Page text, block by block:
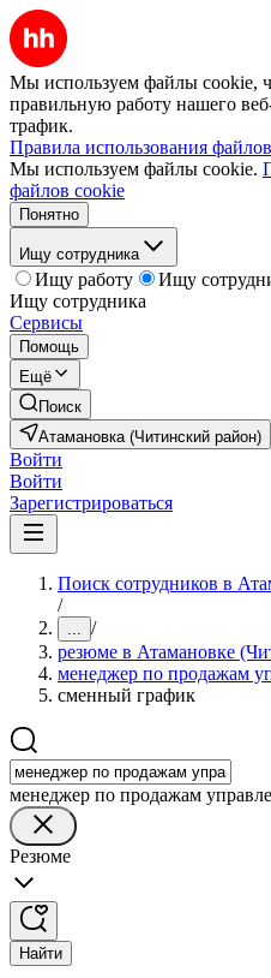
Мы используем файлы cookie,
правильную работу нашего
трафик.
Правила использования
Мы используем файлы cookie.
файлов cookie
Понятно
Ищу сотрудника
Ищу работу
Ищу
Ищу сотрудника
Сервисы
Помощь
Ещё
Поиск
Атамановка (Читинский район)
Войти
Войти
Зарегистрироваться
Поиск сотрудников в
/
... /
резюме в Атамановке
менеджер по продажам
сменный график
менеджер по продажам
Резюме
Найти